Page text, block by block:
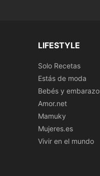
LIFESTYLE
Solo Recetas
Estás de moda
Bebés y
Amor.net
Mamuky
Mujeres.es
Vivir en el mundo